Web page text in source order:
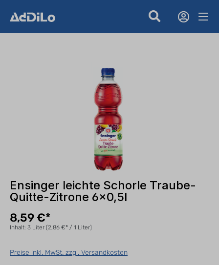
Ensinger leichte Schorle Traube-
Quitte-Zitrone 6x0,5l
8,59 €*
Inhalt: 3 Liter (2,86 €* / 1 Liter)
Preise inkl. MwSt. zzgl. Versandkosten